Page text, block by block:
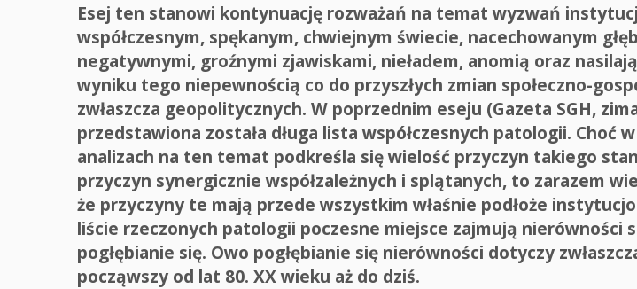
Esej ten stanowi kontynuację rozważań na temat wyzwań
współczesnym, spękanym, chwiejnym świecie, nacechowanym
negatywnymi, groźnymi zjawiskami, nieładem, anomią oraz
wyniku tego niepewnością co do przyszłych zmian społeczno-
zwłaszcza geopolitycznych. W poprzednim eseju (Gazeta SGH,
przedstawiona została długa lista współczesnych patologii. Choć
analizach na ten temat podkreśla się wielość przyczyn takiego
przyczyn synergicznie współzależnych i splątanych, to zarazem
że przyczyny te mają przede wszystkim właśnie podłoże
liście rzeczonych patologii poczesne miejsce zajmują nierówności
pogłębianie się. Owo pogłębianie się nierówności dotyczy
począwszy od lat 80. XX wieku aż do dziś.